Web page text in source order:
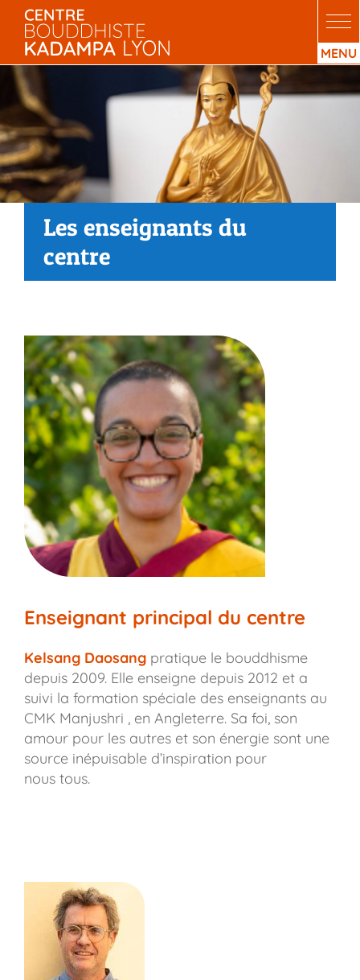
Passer
contenu
Les enseignants du
centre
Enseignant principal du centre
Kelsang Daosang pratique le bouddhisme
depuis 2009. Elle enseigne depuis 2012 et a
suivi la formation spéciale des enseignants au
CMK Manjushri , en Angleterre. Sa foi, son
amour pour les autres et son énergie sont une
source inépuisable d’inspiration pour
nous tous.